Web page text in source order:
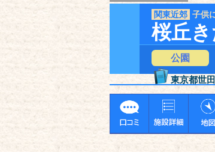
関東近郊 子供
桜丘き
公園
東京都世